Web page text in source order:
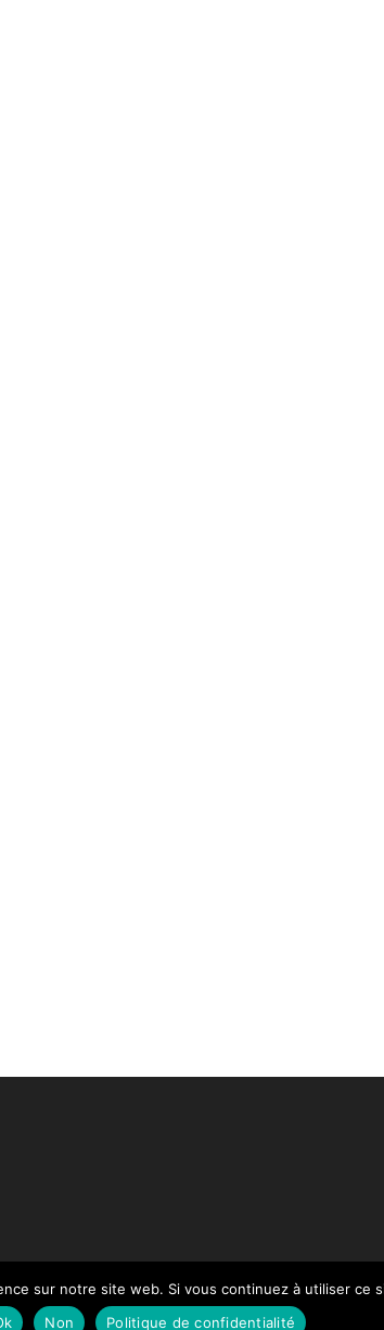
Mentions légales Contact Notre Catalogue
sur notre site web. Si vous continuez à utiliser ce
Non Politique de confidentialité